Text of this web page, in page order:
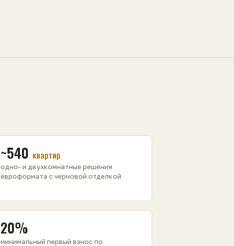
~540 квартир
одно- и двухкомнатные решения
евроформата с черновой отделкой
20%
минимальный первый взнос по